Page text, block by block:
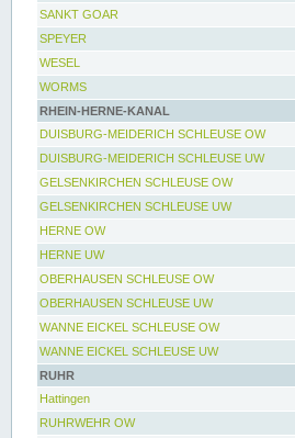
SANKT GOAR
SPEYER
WESEL
WORMS
RHEIN-HERNE-KANAL
DUISBURG-MEIDERICH SCHLEUSE OW
DUISBURG-MEIDERICH SCHLEUSE UW
GELSENKIRCHEN SCHLEUSE OW
GELSENKIRCHEN SCHLEUSE UW
HERNE OW
HERNE UW
OBERHAUSEN SCHLEUSE OW
OBERHAUSEN SCHLEUSE UW
WANNE EICKEL SCHLEUSE OW
WANNE EICKEL SCHLEUSE UW
RUHR
Hattingen
RUHRWEHR OW